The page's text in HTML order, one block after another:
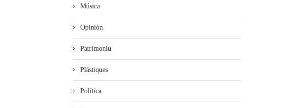
Música
Opinión
Patrimoniu
Plástiques
Política